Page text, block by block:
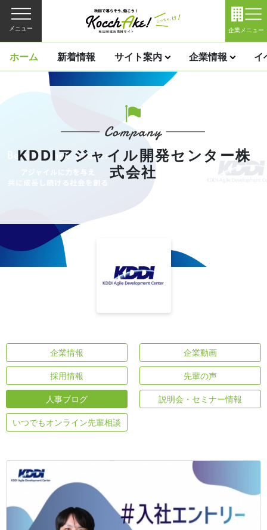
メニュー 企業メニュー
ホーム 新着情報 サイト案内 企業情報 イ
KDDIアジャイル開発センター株
式会社
企業情報 企業動画
採用情報 先輩の声
人事ブログ 説明会・セミナー情報
いつでもオンライン先輩相談